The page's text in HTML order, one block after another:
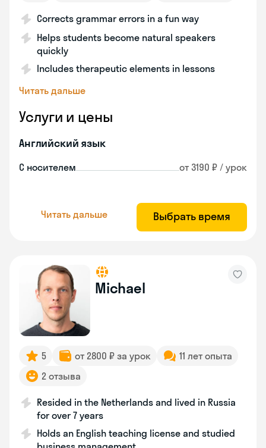
Corrects grammar errors in a fun way
Helps students become natural speakers
quickly
Includes therapeutic elements in lessons
Читать дальше
Услуги и цены
Английский язык
С носителем от 3190 ₽ / урок
Читать дальше Выбрать время
Michael
5 от 2800 ₽ за урок
11 лет опыта
2 отзыва
Resided in the Netherlands and lived in Russia
for over 7 years
Holds an English teaching license and studied